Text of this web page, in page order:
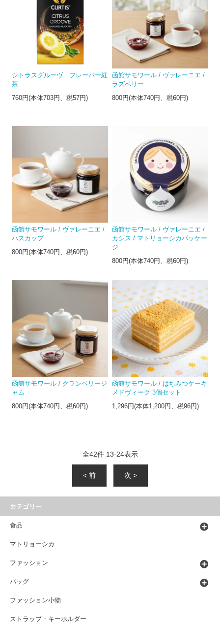
シトラスグルーヴ フレーバー紅
茶
760円(本体703円、税57円)
函館サモワール / ヴァレーニエ /
ラズベリー
800円(本体740円、税60円)
函館サモワール / ヴァレーニエ /
ハスカップ
800円(本体740円、税60円)
函館サモワール / ヴァレーニエ /
カシス / マトリョーシカパッケー
ジ
800円(本体740円、税60円)
函館サモワール / クランベリージ
ャム
800円(本体740円、税60円)
函館サモワール / はちみつケーキ
メドヴィーク 3個セット
1,296円(本体1,200円、税96円)
全42件 13-24表示
< 前 次 >
カテゴリー
食品
マトリョーシカ
ファッション
バッグ
ファッション小物
ストラップ・キーホルダー